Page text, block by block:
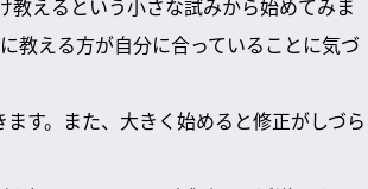
えるという小さな試みから始めてみま
教える方が自分に合っていることに気づ
す。また、大きく始めると修正がしづら